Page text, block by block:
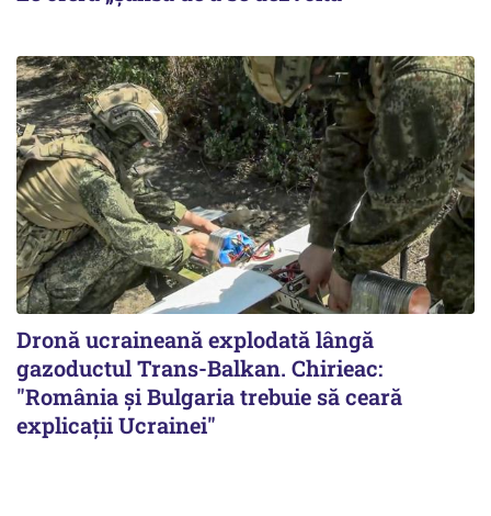
Dronă ucraineană explodată lângă
gazoductul Trans-Balkan. Chirieac:
"România și Bulgaria trebuie să ceară
explicații Ucrainei"